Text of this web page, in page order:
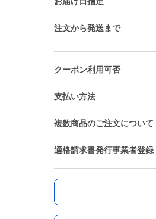
注文から発送まで
クーポン利用可否
支払い方法
複数商品のご注文について
適格請求書発行事業者登録